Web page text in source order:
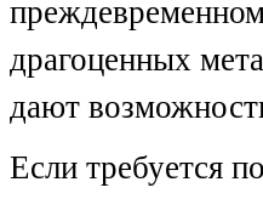
драгоценных
дают
Если требуется